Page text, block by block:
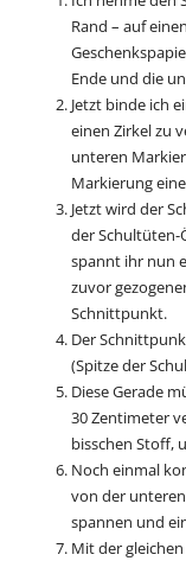
Rand – auf
Ende und die
Jetzt binde ich
einen Zirkel zu
unteren
Markierung
Jetzt wird der
der Schultüten-
spannt ihr nun
zuvor
Schnittpunkt.
Der
(Spitze der
Diese Gerade
30 Zentimeter
bisschen Stoff,
Noch einmal
von der
spannen und
Mit der